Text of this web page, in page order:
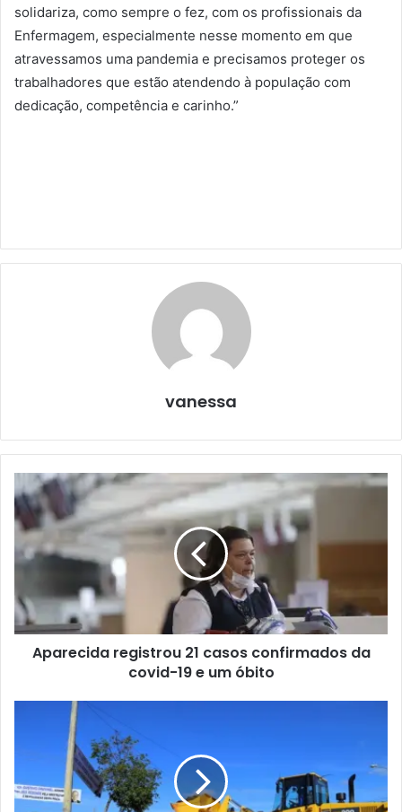
solidariza, como sempre o fez, com os profissionais da
Enfermagem, especialmente nesse momento em que
atravessamos uma pandemia e precisamos proteger os
trabalhadores que estão atendendo à população com
dedicação, competência e carinho.”
vanessa
Aparecida registrou 21 casos confirmados da
covid-19 e um óbito